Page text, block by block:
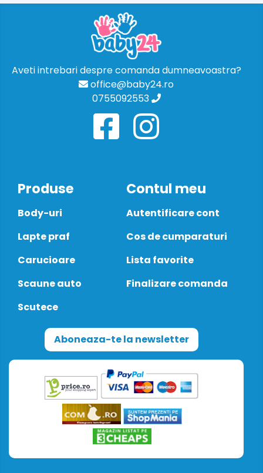
Aveti intrebari despre comanda dumneavoastra?
office@baby24.ro
0755092553
Produse
Body-uri
Lapte praf
Carucioare
Scaune auto
Scutece
Contul meu
Autentificare cont
Cos de cumparaturi
Lista favorite
Finalizare comanda
Aboneaza-te la newsletter